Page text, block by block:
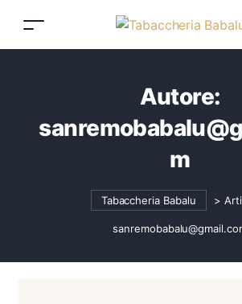
Autore:
m
Tabaccheria Babalu >